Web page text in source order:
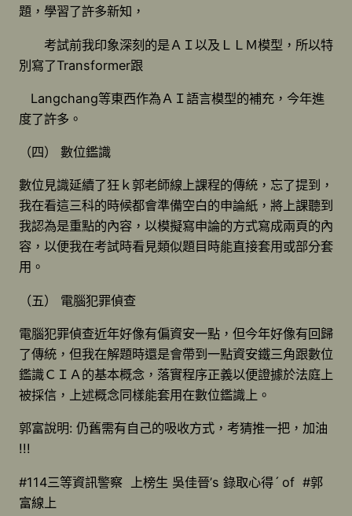
題，學習了許多新知，
考試前我印象深刻的是ＡＩ以及ＬＬＭ模型，所以特
別寫了Transformer跟
Langchang等東西作為ＡＩ語言模型的補充，今年進
度了許多。
（四） 數位鑑識
數位見識延續了狂ｋ郭老師線上課程的傳統，忘了提到，
我在看這三科的時候都會準備空白的申論紙，將上課聽到
我認為是重點的內容，以模擬寫申論的方式寫成兩頁的內
容，以便我在考試時看見類似題目時能直接套用或部分套
用。
（五） 電腦犯罪偵查
電腦犯罪偵查近年好像有偏資安一點，但今年好像有回歸
了傳統，但我在解題時還是會帶到一點資安鐵三角跟數位
鑑識ＣＩＡ的基本概念，落實程序正義以便證據於法庭上
被採信，上述概念同樣能套用在數位鑑識上。
郭富說明: 仍舊需有自己的吸收方式，考猜推一把，加油
!!!
#114三等資訊警察 上榜生 吳佳晉’s 錄取心得ˊ of #郭
富線上